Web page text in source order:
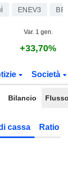
ENEV3
Var. 1 gen.
+33,70%
Società
Bilancio
cassa Ratio